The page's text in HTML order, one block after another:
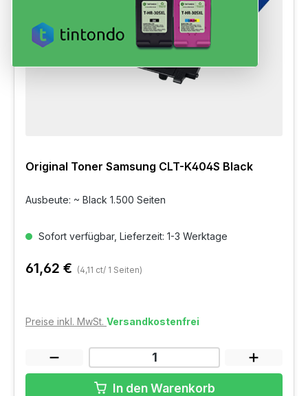
Original Toner Samsung CLT-K404S Black
Ausbeute: ~ Black 1.500 Seiten
Sofort verfügbar, Lieferzeit: 1-3 Werktage
61,62 € (4,11 ct/ 1 Seiten)
Preise inkl. MwSt. Versandkostenfrei
In den Warenkorb